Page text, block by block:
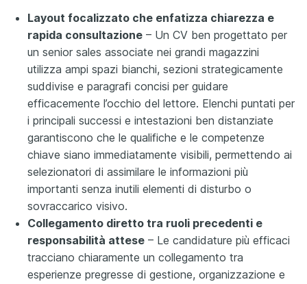
Layout focalizzato che enfatizza chiarezza e
rapida consultazione – Un CV ben progettato per
un senior sales associate nei grandi magazzini
utilizza ampi spazi bianchi, sezioni strategicamente
suddivise e paragrafi concisi per guidare
efficacemente l’occhio del lettore. Elenchi puntati per
i principali successi e intestazioni ben distanziate
garantiscono che le qualifiche e le competenze
chiave siano immediatamente visibili, permettendo ai
selezionatori di assimilare le informazioni più
importanti senza inutili elementi di disturbo o
sovraccarico visivo.
Collegamento diretto tra ruoli precedenti e
responsabilità attese – Le candidature più efficaci
tracciano chiaramente un collegamento tra
esperienze pregresse di gestione, organizzazione e